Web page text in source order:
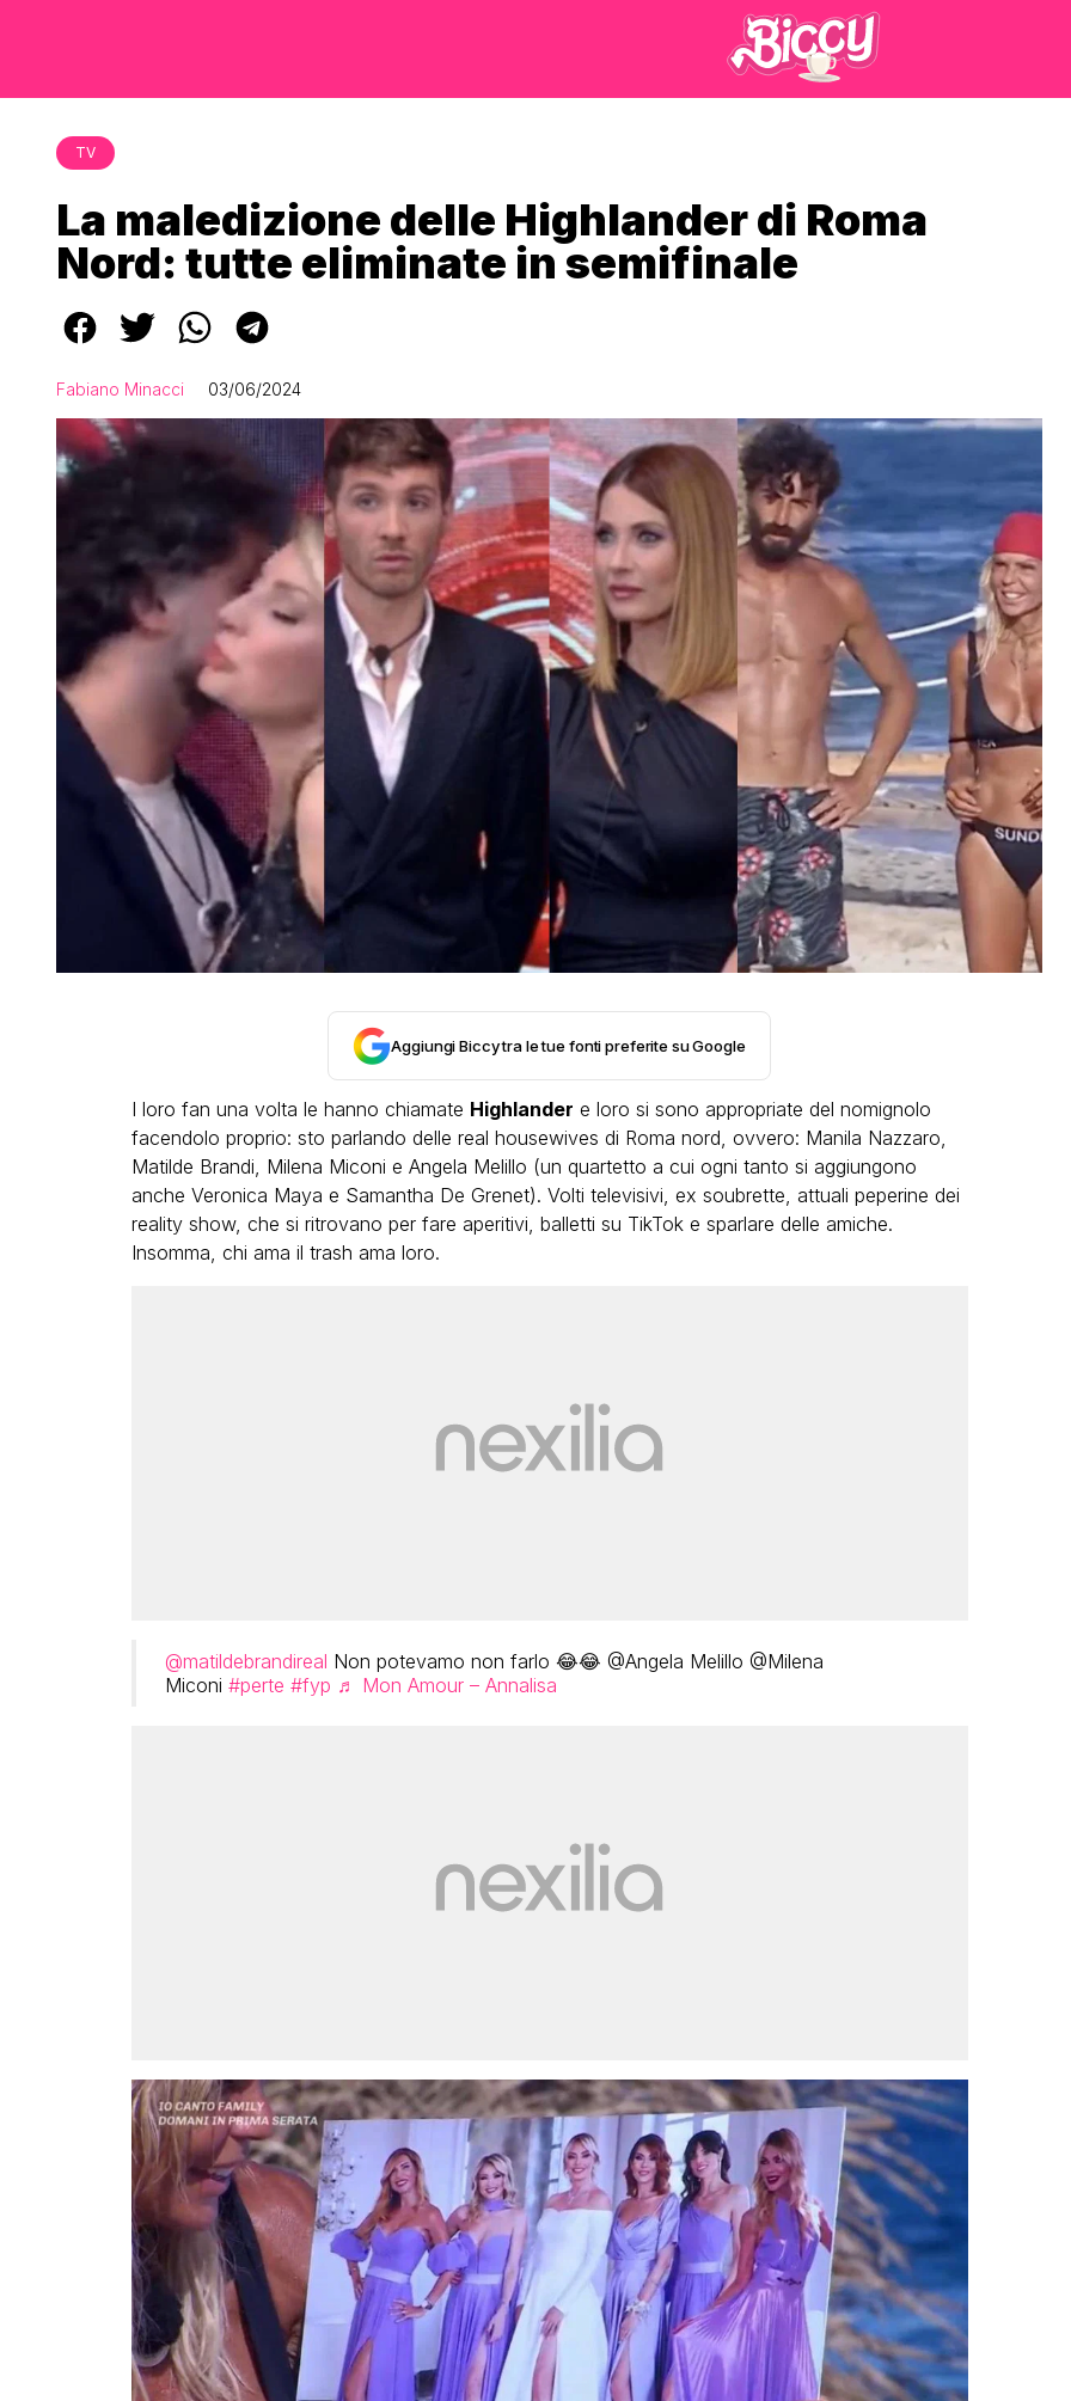
TV
La maledizione delle Highlander di Roma
Nord: tutte eliminate in semifinale
Fabiano Minacci 03/06/2024
Aggiungi Biccy tra le tue fonti preferite su Google
I loro fan una volta le hanno chiamate Highlander e loro si sono appropriate del nomignolo
facendolo proprio: sto parlando delle real housewives di Roma nord, ovvero: Manila Nazzaro,
Matilde Brandi, Milena Miconi e Angela Melillo (un quartetto a cui ogni tanto si aggiungono
anche Veronica Maya e Samantha De Grenet). Volti televisivi, ex soubrette, attuali peperine dei
reality show, che si ritrovano per fare aperitivi, balletti su TikTok e sparlare delle amiche.
Insomma, chi ama il trash ama loro.
@matildebrandireal Non potevamo non farlo 😂😂 @Angela Melillo @Milena
Miconi #perte #fyp ♬ Mon Amour – Annalisa
FABIANO MINACCI